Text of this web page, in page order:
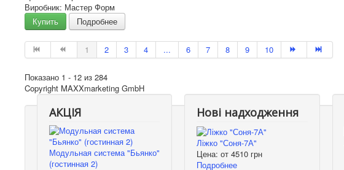
Виробник: Мастер Форм
Купить
Подробнее
1 2 3 4 ... 6 7 8 9 10
Показано 1 - 12 из 284
Copyright MAXXmarketing GmbH
АКЦІЯ
Модульная система "Бьянко"
(гостинная 2)
Нові надходження
Ліжко "Соня-7А"
Цена: от4510 грн
Подробнее